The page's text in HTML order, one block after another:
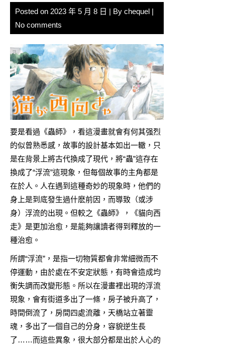
Posted on 2023 年 5 月 8 日 | By chequel
No comments
要是看過《蟲師》，看這漫畫就會有何其强烈
的似曾熟悉感，故事的設計基本如出一轍，只
是在背景上將古代換成了現代，將“蟲”這存在
換成了“浮流”這現象，但每個故事的主角都是
在於人。人在遇到這種奇妙的現象時，他們的
身上是到底發生過什麽前因，而導致（或涉
身）浮流的出現。但較之《蟲師》，《貓向西
走》是更加治愈，是能夠讓讀者得到釋放的一
種治愈。
所謂“浮流”，是指一切物質都會非常細微而不
停運動，由於處在不安定狀態，有時會造成均
衡失調而改變形態。所以在漫畫裡出現的浮流
現象，會有街道多出了一條，房子被升高了，
時間倒流了，房間四處流離，天橋站立著靈
魂，多出了一個自己的分身，容貌逆生長
了……而這些異象，很大部分都是出於人心的